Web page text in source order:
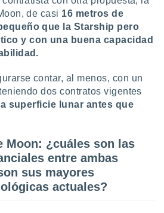
de casi 16 metros de
que la Starship pero
y con una buena capacidad
contar, al menos, con un
dos contratos vigentes
superficie lunar antes que
Moon: ¿cuáles son las
entre ambas
sus mayores
actuales?